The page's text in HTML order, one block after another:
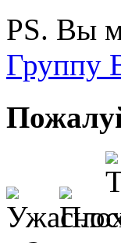
PS. Вы
Группу